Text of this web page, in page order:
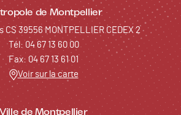
de Montpellier
CS 39556 MONTPELLIER CEDEX 2
Tél: 04 67 13 60 00
Fax: 04 67 13 61 01
Voir sur la carte
Ville de Montpellier